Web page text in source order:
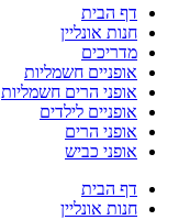
דף הבית
חנות אונליין
מדריכים
אופניים חשמליות
אופני הרים חשמליות
אופניים לילדים
אופני הרים
אופני כביש
דף הבית
חנות אונליין